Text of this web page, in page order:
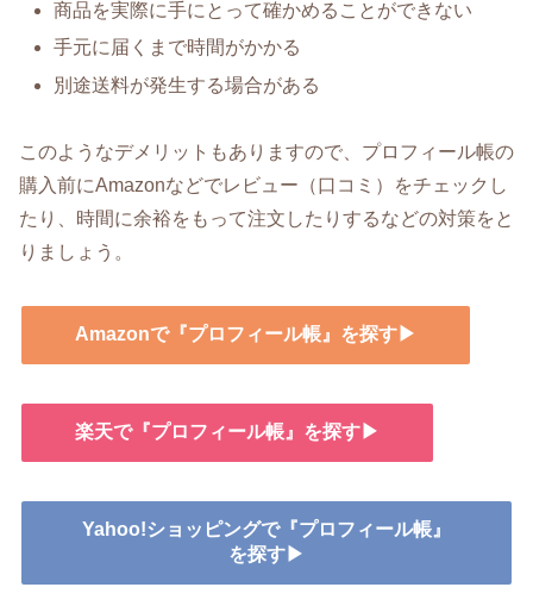
商品を実際に手にとって確かめることができない
手元に届くまで時間がかかる
別途送料が発生する場合がある
このようなデメリットもありますので、プロフィール帳の
購入前にAmazonなどでレビュー（口コミ）をチェックし
たり、時間に余裕をもって注文したりするなどの対策をと
りましょう。
Amazonで『プロフィール帳』を探す▶
楽天で『プロフィール帳』を探す▶
Yahoo!ショッピングで『プロフィール帳』
を探す▶